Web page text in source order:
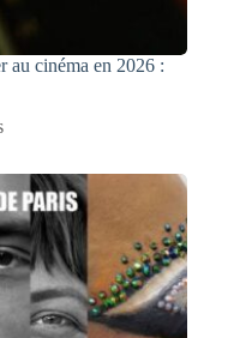
au cinéma en 2026 :